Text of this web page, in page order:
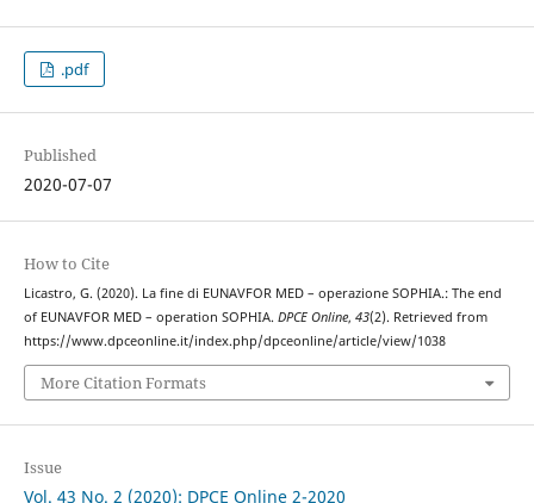
.pdf
Published
2020-07-07
How to Cite
Licastro, G. (2020). La fine di EUNAVFOR MED – operazione SOPHIA.: The end
of EUNAVFOR MED – operation SOPHIA. DPCE Online, 43(2). Retrieved from
https://www.dpceonline.it/index.php/dpceonline/article/view/1038
More Citation Formats
Issue
Vol. 43 No. 2 (2020): DPCE Online 2-2020